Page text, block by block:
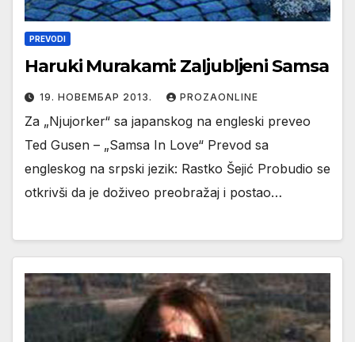
PREVODI
Haruki Murakami: Zaljubljeni Samsa
19. НОВЕМБАР 2013. PROZAONLINE
Za „Njujorker“ sa japanskog na engleski preveo
Ted Gusen – „Samsa In Love“ Prevod sa
engleskog na srpski jezik: Rastko Šejić Probudio se
otkrivši da je doživeo preobražaj i postao…